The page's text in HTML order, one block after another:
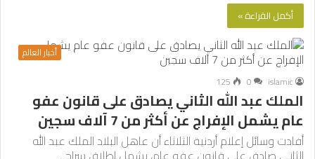
أكمل القراءة »
أخبار العالم
islamic
0
125
الملك عبد الله الثاني يصادق على قانون عفو
عام يشمل الإفراج عن أكثر من 7 آلاف سجين
أفادت وسائل إعلام أردنية الثلاثاء أن عاهل البلاد الملك عبد الله